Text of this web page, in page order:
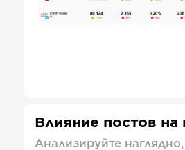
Влияние постов на
Анализируйте